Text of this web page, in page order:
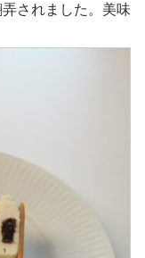
されました。美味